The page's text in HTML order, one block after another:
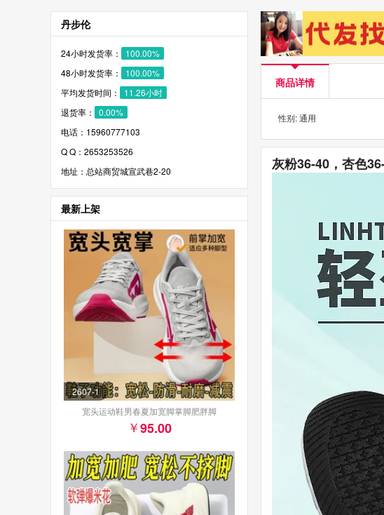
丹步伦
24小时发货率：
100.00%
48小时发货率：
100.00%
平均发货时间：
11.26小时
退货率：
0.00%
电话：15960777103
Q Q：2653253526
地址：总站商贸城宣武巷2-20
最新上架
2607-1
宽头运动鞋男春夏加宽脚掌脚肥胖脚
95.00
商品详情
性别: 通用
灰粉36-40，杏色